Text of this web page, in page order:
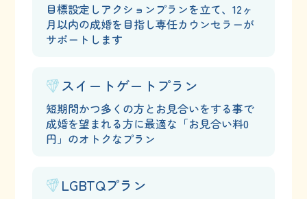
目標設定しアクションプランを立て、12ヶ
月以内の成婚を目指し専任カウンセラーが
サポートします
スイートゲートプラン
短期間かつ多くの方とお見合いをする事で
成婚を望まれる方に最適な「お見合い料0
円」のオトクなプラン
LGBTQプラン